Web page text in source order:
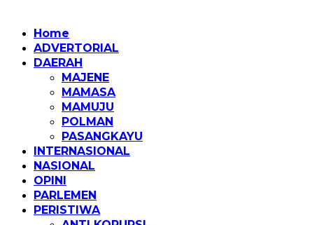
Home
ADVERTORIAL
DAERAH
MAJENE
MAMASA
MAMUJU
POLMAN
PASANGKAYU
INTERNASIONAL
NASIONAL
OPINI
PARLEMEN
PERISTIWA